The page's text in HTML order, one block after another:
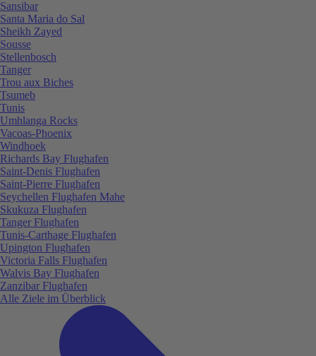
Sansibar
Santa Maria do Sal
Sheikh Zayed
Sousse
Stellenbosch
Tanger
Trou aux Biches
Tsumeb
Tunis
Umhlanga Rocks
Vacoas-Phoenix
Windhoek
Richards Bay Flughafen
Saint-Denis Flughafen
Saint-Pierre Flughafen
Seychellen Flughafen Mahe
Skukuza Flughafen
Tanger Flughafen
Tunis-Carthage Flughafen
Upington Flughafen
Victoria Falls Flughafen
Walvis Bay Flughafen
Zanzibar Flughafen
Alle Ziele im Überblick